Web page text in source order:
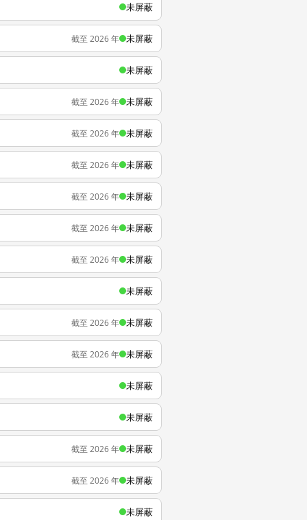
未屏蔽
截至 2026 年 未屏蔽
未屏蔽
截至 2026 年 未屏蔽
截至 2026 年 未屏蔽
截至 2026 年 未屏蔽
截至 2026 年 未屏蔽
截至 2026 年 未屏蔽
截至 2026 年 未屏蔽
未屏蔽
截至 2026 年 未屏蔽
截至 2026 年 未屏蔽
未屏蔽
未屏蔽
截至 2026 年 未屏蔽
截至 2026 年 未屏蔽
未屏蔽